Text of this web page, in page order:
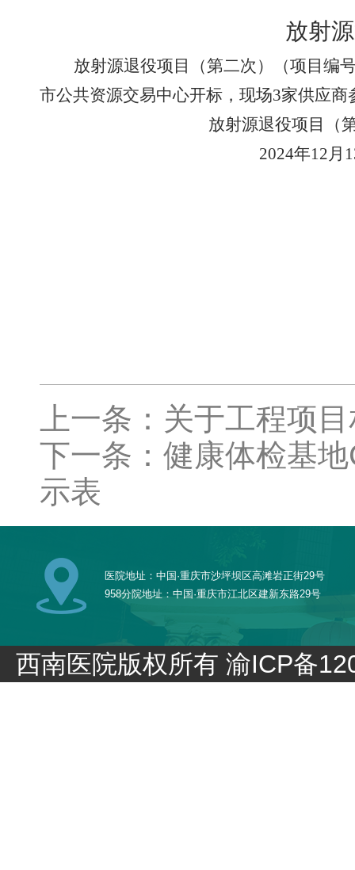
放射
放射源退役项目（第二次）（项目编
市公共资源交易中心开标，现场3家供应商
放射源退役项目（
2024年12月
上一条：关于工程项
下一条：健康体检基
示表
医院地址：中国·重庆市沙坪坝区高滩岩正街29号
958分院地址：中国·重庆市江北区建新东路29号
西南医院版权所有渝ICP备